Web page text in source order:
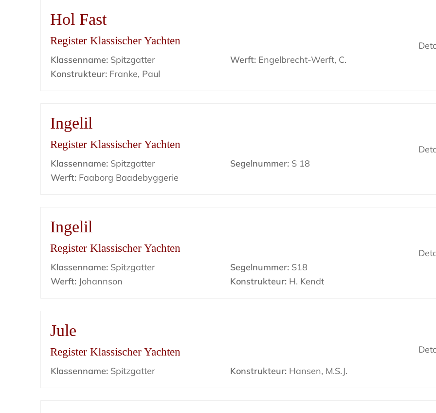
Hol Fast
Register Klassischer Yachten
Klassenname: Spitzgatter Werft:Engelbrecht-Werft, C.
Konstrukteur: Franke, Paul
Ingelil
Register Klassischer Yachten
Klassenname: Spitzgatter Segelnummer:S 18
Werft: Faaborg Baadebyggerie
Ingelil
Register Klassischer Yachten
Klassenname: Spitzgatter Segelnummer:S18
Werft: Johannson Konstrukteur:H. Kendt
Jule
Register Klassischer Yachten
Klassenname: Spitzgatter Konstrukteur:Hansen, M.S.J.